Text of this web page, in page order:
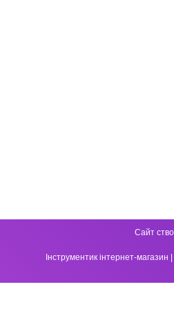
Сайт
Інструментик інтернет-магазин |